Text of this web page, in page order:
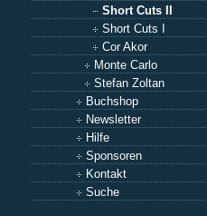
Short Cuts II
Short Cuts I
Cor Akor
Monte Carlo
Stefan Zoltan
Buchshop
Newsletter
Hilfe
Sponsoren
Kontakt
Suche